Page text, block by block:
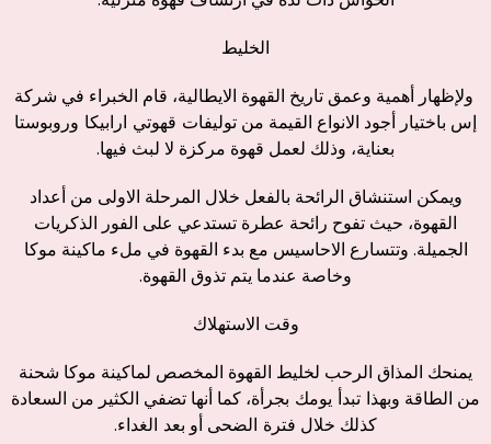
الخليط
ولإظهار أهمية وعمق تاريخ القهوة الايطالية، قام الخبراء في شركة
إس باختيار أجود الانواع القيمة من توليفات قهوتي ارابيكا وروبوستا
بعناية، وذلك لعمل قهوة مركزة لا لبث فيها.
ويمكن استنشاق الرائحة بالفعل خلال المرحلة الاولى من أعداد
القهوة، حيث تفوح رائحة عطرة تستدعي على الفور الذكريات
الجميلة. وتتسارع الاحاسيس مع بدء القهوة في ملء ماكينة موكا
وخاصة عندما يتم تذوق القهوة.
وقت الاستهلاك
يمنحك المذاق الرحب لخليط القهوة المخصص لماكينة موكا شحنة
من الطاقة وبهذا تبدأ يومك بجرأة، كما أنها تضفي الكثير من السعادة
كذلك خلال فترة الضحى أو بعد الغداء.